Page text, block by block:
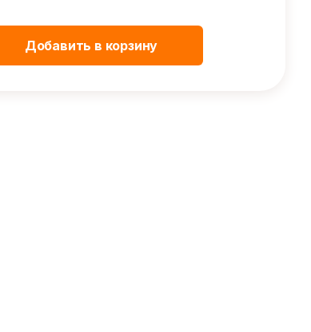
Добавить в корзину